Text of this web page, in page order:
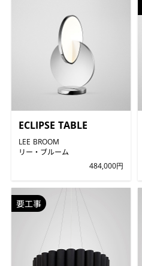
ECLIPSE TABLE
LEE BROOM
リー・ブルーム
484,000円
要工事